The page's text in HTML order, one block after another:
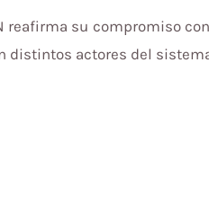
reafirma su compromiso
distintos actores del